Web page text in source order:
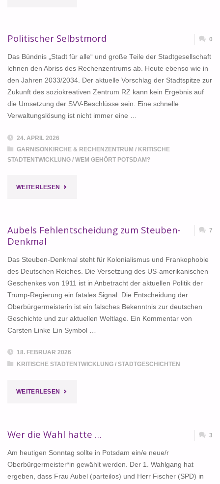
OBERBÜRGERMEISTERIN"
Politischer Selbstmord 0
Das Bündnis „Stadt für alle“ und große Teile der Stadtgesellschaft
lehnen den Abriss des Rechenzentrums ab. Heute ebenso wie in
den Jahren 2033/2034. Der aktuelle Vorschlag der Stadtspitze zur
Zukunft des soziokreativen Zentrum RZ kann kein Ergebnis auf
die Umsetzung der SVV-Beschlüsse sein. Eine schnelle
Verwaltungslösung ist nicht immer eine …
24. APRIL 2026
GARNISONKIRCHE & RECHENZENTRUM / KRITISCHE
STADTENTWICKLUNG/ WEM GEHÖRT POTSDAM?
WEITERLESEN "POLITISCHER
Aubels Fehlentscheidung zum Steuben-
Denkmal
7
Das Steuben-Denkmal steht für Kolonialismus und Frankophobie
des Deutschen Reiches. Die Versetzung des US-amerikanischen
Geschenkes von 1911 ist in Anbetracht der aktuellen Politik der
Trump-Regierung ein fatales Signal. Die Entscheidung der
Oberbürgermeisterin ist ein falsches Bekenntnis zur deutschen
Geschichte und zur aktuellen Weltlage. Ein Kommentar von
Carsten Linke Ein Symbol …
18. FEBRUAR 2026
KRITISCHE STADTENTWICKLUNG/ STADTGESCHICHTEN
WEITERLESEN "AUBELS
ZUM
STEUBEN-
DENKMAL"
Wer die Wahl hatte … 3
Am heutigen Sonntag sollte in Potsdam ein/e neue/r
Oberbürgermeister*in gewählt werden. Der 1. Wahlgang hat
ergeben, dass Frau Aubel (parteilos) und Herr Fischer (SPD) in